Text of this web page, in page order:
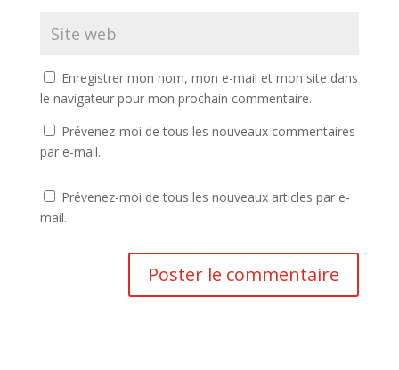
Enregistrer mon nom, mon e-mail et mon site dans
le navigateur pour mon prochain commentaire.
Prévenez-moi de tous les nouveaux commentaires
par e-mail.
Prévenez-moi de tous les nouveaux articles par e-
mail.